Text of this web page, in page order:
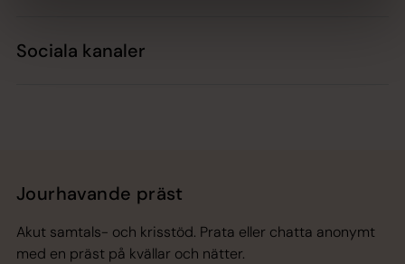
Sociala kanaler
Jourhavande präst
Akut samtals- och krisstöd. Prata eller chatta anonymt
med en präst på kvällar och nätter.